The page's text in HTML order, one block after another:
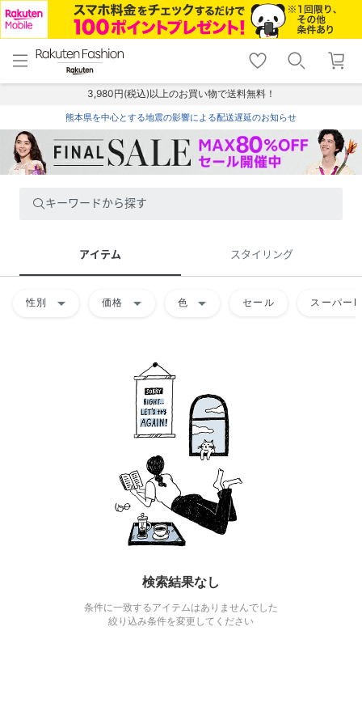
menu home
トップ
shopping_cart lock_outline
ログイン
3,980円(税込)以上のお買い物で送料無料！
熊本県を中心とする地震の影響による配送遅延のお知らせ
キーワードから探す
アイテム スタイリング
性別 arrow_drop_down 価格 arrow_drop_down 色 arrow_drop_down セール スーパー
検索結果なし
条件に一致するアイテムはありませんでした
絞り込み条件を変更してください